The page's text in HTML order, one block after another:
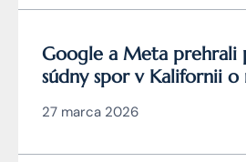
Google a Meta prehrali
súdny spor v Kalifornii o
27 marca 2026